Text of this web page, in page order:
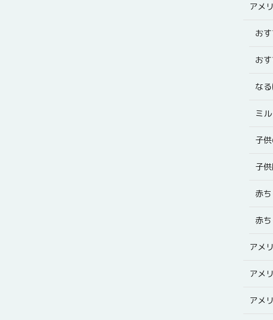
アメ
お
お
な
ミ
子
子
赤
赤
アメ
アメ
アメ